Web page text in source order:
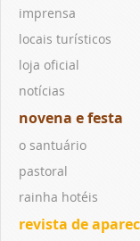
imprensa
locais turísticos
loja oficial
notícias
novena e festa
o santuário
pastoral
rainha hotéis
revista de